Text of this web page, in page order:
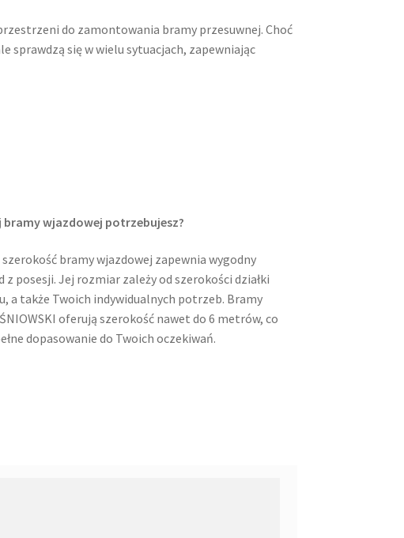
do zamontowania bramy przesuwnej. Choć
sprawdzą się w wielu sytuacjach, zapewniając
bramy wjazdowej potrzebujesz?
bramy wjazdowej zapewnia wygodny
z posesji. Jej rozmiar zależy od szerokości działki
a także Twoich indywidualnych potrzeb. Bramy
oferują szerokość nawet do 6 metrów, co
dopasowanie do Twoich oczekiwań.